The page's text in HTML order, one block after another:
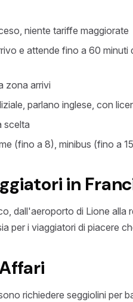
niente tariffe maggiorate
e attende fino a 60 minuti
zona arrivi
parlano inglese, con
scelta
(fino a 8), minibus (fino a
in
dall'aeroporto di Lione alla
per i viaggiatori di piacere
richiedere seggiolini per